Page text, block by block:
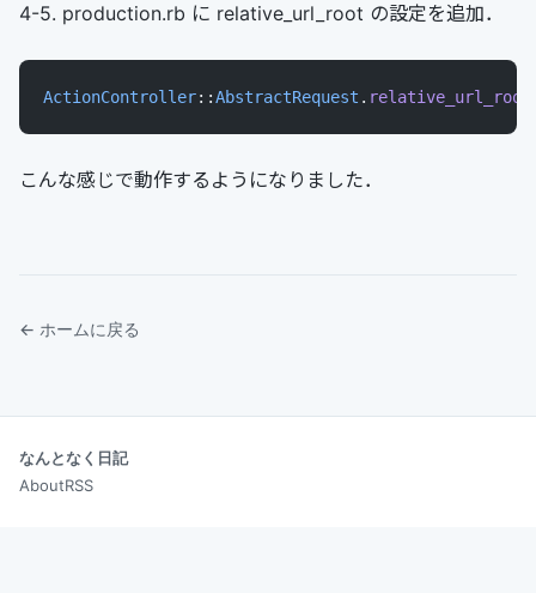
4-5. production.rb に relative_url_root の設定を追加．
ActionController::AbstractRequest . relative_url_root
こんな感じで動作するようになりました．
← ホームに戻る
なんとなく日記
AboutRSS